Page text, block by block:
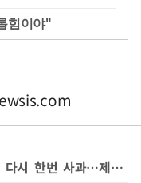
힘이야"
[속보]조국 "당 성비위 피해자분들께 다시 한번 사과…제도 정비 서두를 것"